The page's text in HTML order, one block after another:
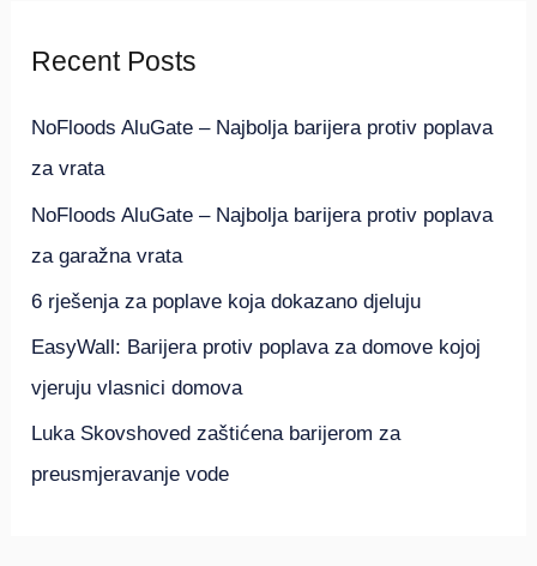
cRecent Posts
NoFloods AluGate – Najbolja barijera protiv poplava
za vrata
NoFloods AluGate – Najbolja barijera protiv poplava
za garažna vrata
6 rješenja za poplave koja dokazano djeluju
EasyWall: Barijera protiv poplava za domove kojoj
vjeruju vlasnici domova
Luka Skovshoved zaštićena barijerom za
preusmjeravanje vode